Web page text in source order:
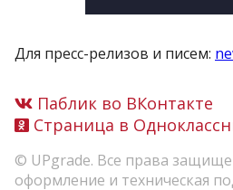
Для пресс-релизов и писем:
Паблик во ВКонтакте
Страница в
© UPgrade. Все права
оформление и техническая